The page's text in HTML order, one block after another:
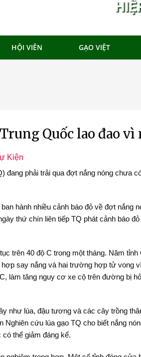
HỘI VIÊN GẠO VIỆT
Quốc lao đao
Kiện
đang phải trải qua đợt nắng nóng chưa
hành nhiều cảnh báo đỏ về đợt nắng
thứ chín liên tiếp TQ phát cảnh báo
trên 40 độ C trong một tháng. Năm
say nắng và hai trường hợp tử vong
làm tăng nguy cơ xe cộ trên đường bị
như lúa, đậu tương và các cây trồng
Nghiên cứu lúa gạo TQ cho biết nắng
thể giảm đáng kể.